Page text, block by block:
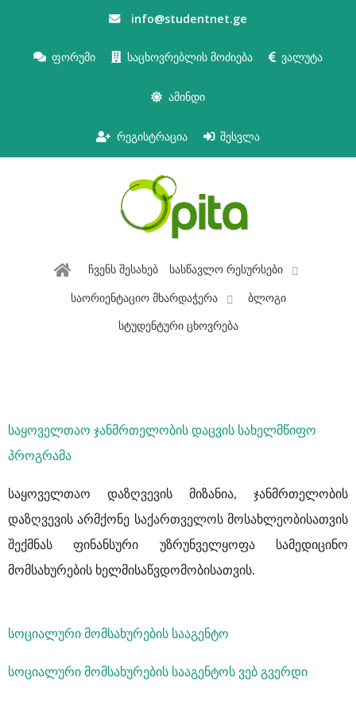
info@studentnet.ge
ფორუმი საცხოვრებლის მოძიება ვალუტა
ამინდი
რეგისტრაცია შესვლა
ჩვენს შესახებ სასწავლო რესურსები
საორიენტაციო მხარდაჭერა ბლოგი
სტუდენტური ცხოვრება
საყოველთაო ჯანმრთელობის დაცვის სახელმწიფო
პროგრამა
საყოველთაო დაზღვევის მიზანია, ჯანმრთელობის
დაზღვევის არმქონე საქართველოს მოსახლეობისათვის
შექმნას ფინანსური უზრუნველყოფა სამედიცინო
მომსახურების ხელმისაწვდომობისათვის.
სოციალური მომსახურების სააგენტო
სოციალური მომსახურების სააგენტოს ვებ გვერდი